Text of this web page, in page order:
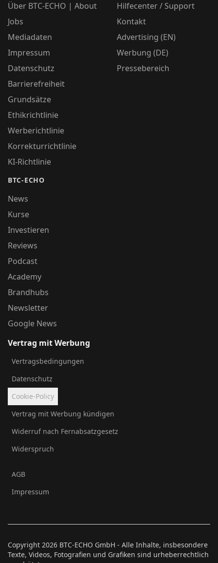
Über BTC-ECHO | About
Jobs
Mediadaten
Impressum
Datenschutz
Barrierefreiheit
Grundsätze
Ethikrichtlinie
Werberichtlinie
Korrekturrichtlinie
KI-Richtlinie
BTC-ECHO
News
Kurse
Investieren
Reviews
Podcast
Academy
Brandhubs
Newsletter
Google News
Hilfecenter / Support
Kontakt
Advertising (EN)
Werbung (DE)
Pressebereich
Vertrag mit Werbung
Vertragsbedingungen
Datenschutz
Cookie-Policy
Vertrag mit Werbung kündigen
Widerruf nach Fernabsatzgesetz
Widerspruch
AGB
Impressum
Copyright 2026 BTC-ECHO GmbH - Alle Inhalte, insbesondere
Texte, Videos, Fotografien und Grafiken sind urheberrechtlich